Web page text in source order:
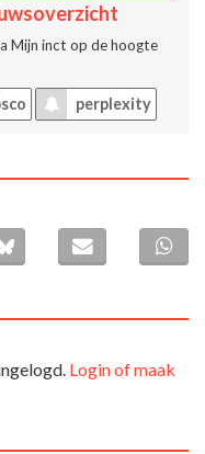
Mijn inct op de hoogte
perplexity
Login of maak